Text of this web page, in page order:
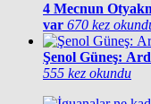
4 Mecnun
var 670 kez
Şenol Güneş:
555 kez okundu